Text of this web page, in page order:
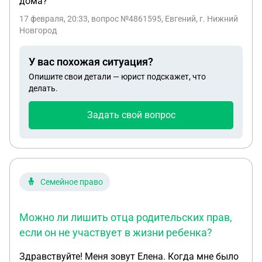
17 февраля, 20:33, вопрос №4861595, Евгений, г. Нижний
Новгород
У вас похожая ситуация?
Опишите свои детали — юрист подскажет, что
делать.
Задать свой вопрос
Семейное право
Можно ли лишить отца родительских прав,
если он не участвует в жизни ребенка?
Здравствуйте! Меня зовут Елена. Когда мне было